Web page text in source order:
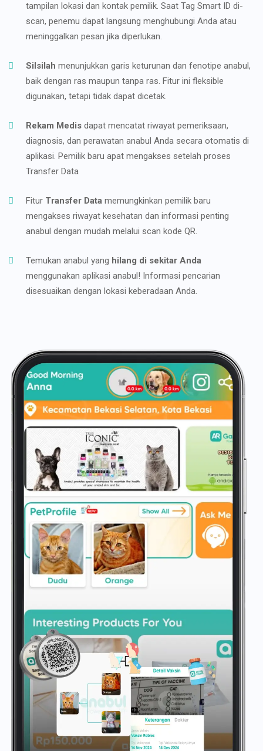
tampilan lokasi dan kontak pemilik. Saat Tag Smart ID di-
scan, penemu dapat langsung menghubungi Anda atau
meninggalkan pesan jika diperlukan.
Silsilah menunjukkan garis keturunan dan fenotipe anabul,
baik dengan ras maupun tanpa ras. Fitur ini fleksible
digunakan, tetapi tidak dapat dicetak.
Rekam Medis dapat mencatat riwayat pemeriksaan,
diagnosis, dan perawatan anabul Anda secara otomatis di
aplikasi. Pemilik baru apat mengakses setelah proses
Transfer Data
Fitur Transfer Data memungkinkan pemilik baru
mengakses riwayat kesehatan dan informasi penting
anabul dengan mudah melalui scan kode QR.
Temukan anabul yang hilang di sekitar Anda
menggunakan aplikasi anabul! Informasi pencarian
disesuaikan dengan lokasi keberadaan Anda.